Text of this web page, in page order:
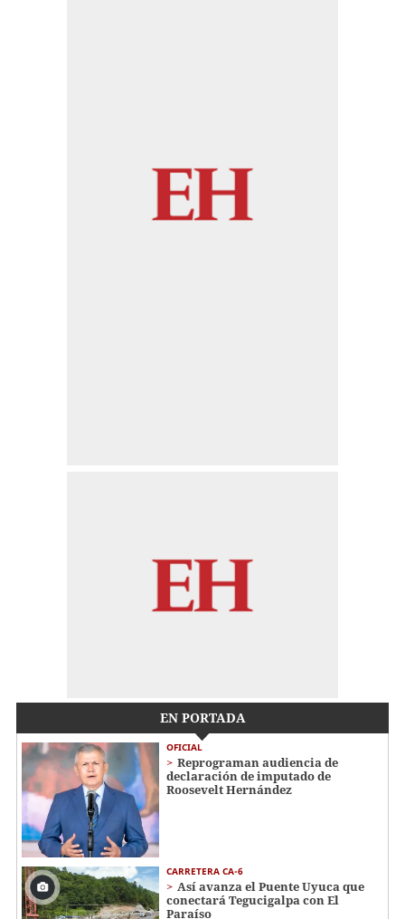
EN PORTADA
OFICIAL
Reprograman audiencia de
declaración de imputado de
Roosevelt Hernández
CARRETERA CA-6
Así avanza el Puente Uyuca que
conectará Tegucigalpa con El
Paraíso